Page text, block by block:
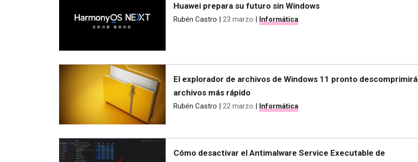
Huawei prepara su futuro sin Windows
Rubén Castro | 23 marzo | Informática
El explorador de archivos de Windows 11 pronto descomprimirá
archivos más rápido
Rubén Castro 22 marzo Informática
Cómo desactivar el Antimalware Service Executable de